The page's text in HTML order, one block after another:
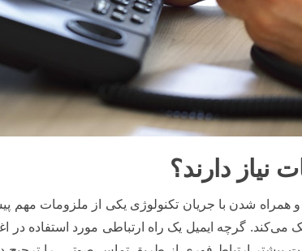
نیاز دارند؟
شدن با جریان تکنولوژی یکی از ملزومات مهم
می‌کند. گرچه ایمیل یک راه ارتباطی مورد استفاده